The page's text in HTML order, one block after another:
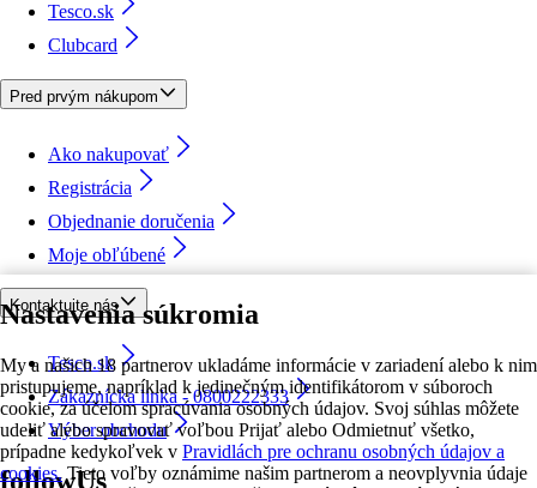
Nastavenia súkromia
My a našich 18 partnerov ukladáme informácie v zariadení alebo k nim
pristupujeme, napríklad k jedinečným identifikátorom v súboroch
cookie, za účelom spracúvania osobných údajov. Svoj súhlas môžete
udeliť alebo spravovať voľbou Prijať alebo Odmietnuť všetko,
prípadne kedykoľvek v Pravidlách pre ochranu osobných údajov a
cookies. Tieto voľby oznámime našim partnerom a neovplyvnia údaje
Tesco.sk
Clubcard
Pred prvým nákupom
Ako nakupovať
Registrácia
Objednanie doručenia
Moje obľúbené
Kontaktujte nás
Tesco.sk
Zákaznícka linka - 0800222333
Výber obchodu
followUs